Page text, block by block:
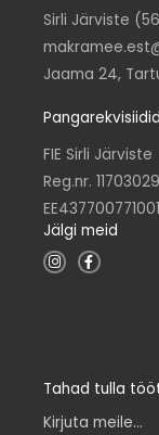
Sirli Järviste
Jaama 24,
Pangarekvisiidid
FIE Sirli Järviste
Reg.nr. 11703029
Jälgi meid
I
n
F
a
f
Tahad tulla
Kirjuta meile...